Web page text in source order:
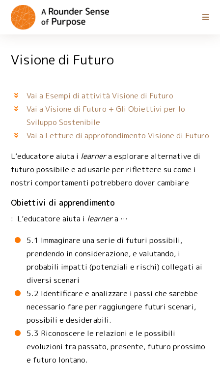
Visione di Futuro
Vai a Esempi di attività Visione di Futuro
Vai a Visione di Futuro + Gli Obiettivi per lo
Sviluppo Sostenibile
Vai a Letture di approfondimento Visione di Futuro
L’educatore aiuta i learnera esplorare alternative di
futuro possibile e ad usarle per riflettere su come i
nostri comportamenti potrebbero dover cambiare
Obiettivi di apprendimento
: L’educatore aiuta i learnera …
5.1 Immaginare una serie di futuri possibili,
prendendo in considerazione, e valutando, i
probabili impatti (potenziali e rischi) collegati ai
diversi scenari
5.2 Identificare e analizzare i passi che sarebbe
necessario fare per raggiungere futuri scenari,
possibili e desiderabili.
5.3 Riconoscere le relazioni e le possibili
evoluzioni tra passato, presente, futuro prossimo
e futuro lontano.